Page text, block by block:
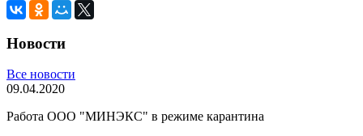
Новости
Все новости
09.04.2020
Работа ООО "МИНЭКС" в режиме карантина